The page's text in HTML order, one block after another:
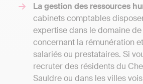
La gestion des ressources
cabinets comptables
expertise dans le domaine
concernant la rémunération
salariés ou prestataires. Si
recruter des résidents du
Sauldre ou dans les villes